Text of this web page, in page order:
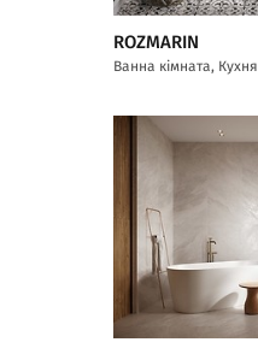
ROZMARIN
Ванна кімната, Кухня